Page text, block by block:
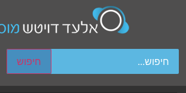
חיפושby touch or with swipe gestures.